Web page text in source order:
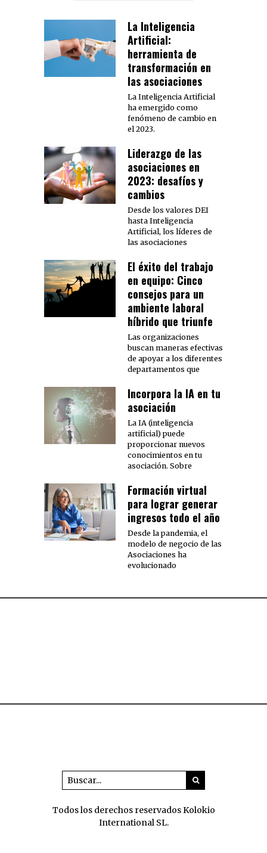
La Inteligencia
Artificial:
herramienta de
transformación en
las asociaciones
La Inteligencia Artificial
ha emergido como
fenómeno de cambio en
el 2023.
Liderazgo de las
asociaciones en
2023: desafíos y
cambios
Desde los valores DEI
hasta Inteligencia
Artificial, los líderes de
las asociaciones
El éxito del trabajo
en equipo: Cinco
consejos para un
ambiente laboral
híbrido que triunfe
Las organizaciones
buscan maneras efectivas
de apoyar a los diferentes
departamentos que
Incorpora la IA en tu
asociación
La IA (inteligencia
artificial) puede
proporcionar nuevos
conocimientos en tu
asociación. Sobre
Formación virtual
para lograr generar
ingresos todo el año
Desde la pandemia, el
modelo de negocio de las
Asociaciones ha
evolucionado
Todos los derechos reservados Kolokio
International SL.